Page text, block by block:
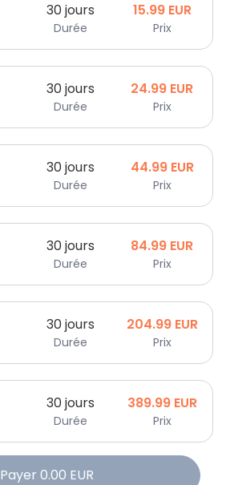
30 jours
Durée
15.99 EUR
Prix
30 jours
Durée
24.99 EUR
Prix
30 jours
Durée
44.99 EUR
Prix
30 jours
Durée
84.99 EUR
Prix
30 jours
Durée
204.99 EUR
Prix
30 jours
Durée
389.99 EUR
Prix
Payer 0.00 EUR